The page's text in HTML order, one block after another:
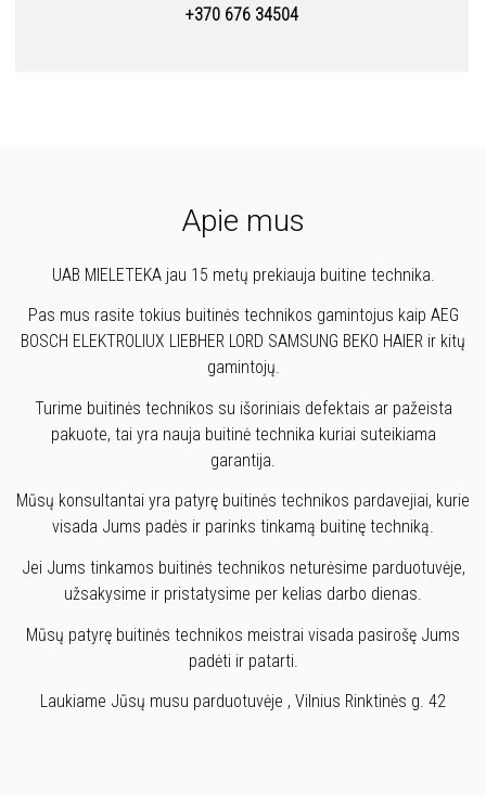
+370 676 34504
Apie mus
UAB MIELETEKA jau 15 metų prekiauja buitine technika.
Pas mus rasite tokius buitinės technikos gamintojus kaip AEG
BOSCH ELEKTROLIUX LIEBHER LORD SAMSUNG BEKO HAIER ir kitų
gamintojų.
Turime buitinės technikos su išoriniais defektais ar pažeista
pakuote, tai yra nauja buitinė technika kuriai suteikiama
garantija.
Mūsų konsultantai yra patyrę buitinės technikos pardavejiai, kurie
visada Jums padės ir parinks tinkamą buitinę techniką.
Jei Jums tinkamos buitinės technikos neturėsime parduotuvėje,
užsakysime ir pristatysime per kelias darbo dienas.
Mūsų patyrę buitinės technikos meistrai visada pasirošę Jums
padėti ir patarti.
Laukiame Jūsų musu parduotuvėje , Vilnius Rinktinės g. 42